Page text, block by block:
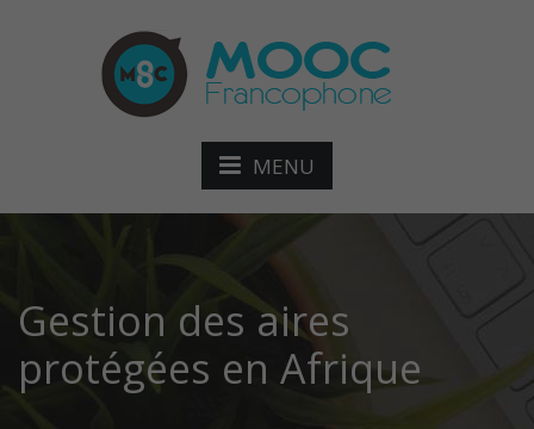
MENU
Gestion des aires
protégées en Afrique